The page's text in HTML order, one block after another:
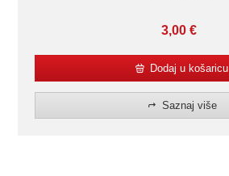
3,00€
Dodaj u košaricu
Saznaj više